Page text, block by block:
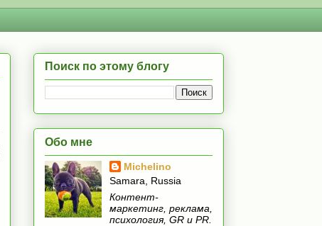
Поиск по этому блогу
Обо мне
Michelino
Samara, Russia
Контент-
маркетинг, реклама,
психология, GR и PR.